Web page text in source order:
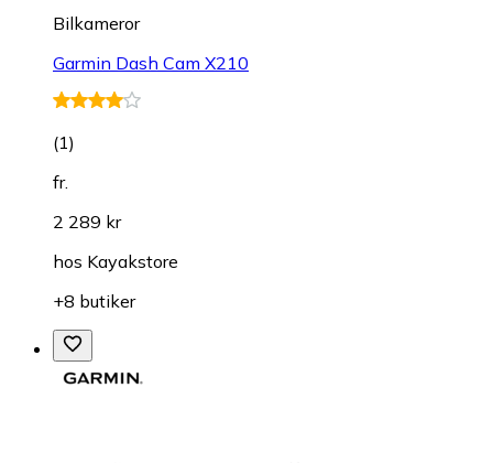
Bilkameror
Garmin Dash Cam X210
(1)
fr.
2 289 kr
hos Kayakstore
+8 butiker